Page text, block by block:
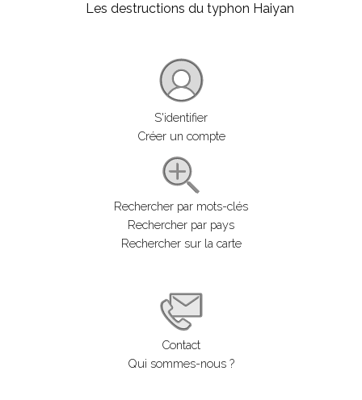
Les destructions du typhon Haiyan
S'identifier
Créer un compte
Rechercher par mots-clés
Rechercher par pays
Rechercher sur la carte
Contact
Qui sommes-nous ?